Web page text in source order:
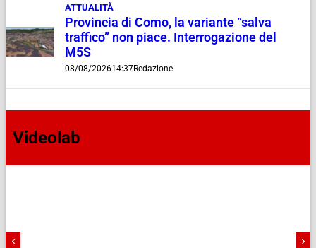
ATTUALITÀ
Provincia di Como, la variante “salva
traffico” non piace. Interrogazione del
M5S
08/08/202614:37Redazione
Videolab
‹ ›